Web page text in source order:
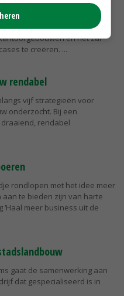
vaak utopie
concrete
en het zal
te creëren.
rendabel
vijf strategieën voor
onderzocht. Bij een
rendabel
rondlopen met het idee meer
te bieden zijn van harte
meer business uit de
gaat de samenwerking aan
dat gespecialiseerd is in